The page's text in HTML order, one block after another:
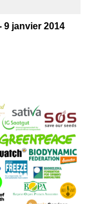
9 janvier 2014